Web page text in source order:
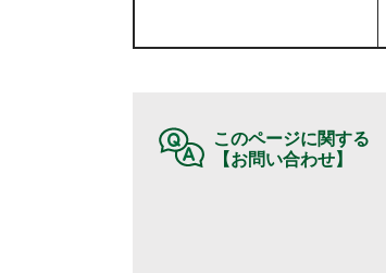
このページに関する
【お問い合わせ】